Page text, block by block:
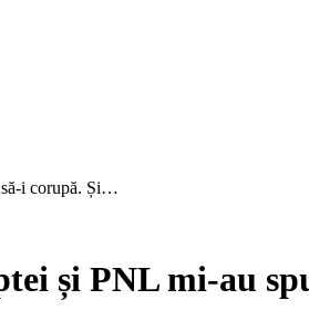
să-i corupă. Și…
și PNL mi-au